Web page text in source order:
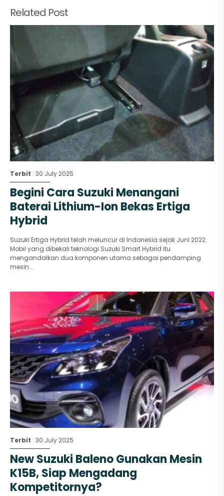
Related Post
Terbit : 30 July 2025
Begini Cara Suzuki Menangani
Baterai Lithium-Ion Bekas Ertiga
Hybrid
Suzuki Ertiga Hybrid telah meluncur di Indonesia sejak Juni 2022.
Mobil yang dibekali teknologi Suzuki Smart Hybrid itu
mengandalkan dua komponen utama sebagai pendamping
mesin...
Terbit : 30 July 2025
New Suzuki Baleno Gunakan Mesin
K15B, Siap Mengadang
Kompetitornya?